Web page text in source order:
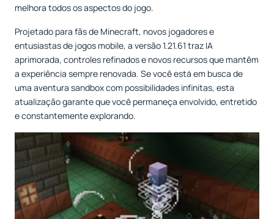
melhora todos os aspectos do jogo.
Projetado para fãs de Minecraft, novos jogadores e
entusiastas de jogos mobile, a versão 1.21.61 traz IA
aprimorada, controles refinados e novos recursos que mantêm
a experiência sempre renovada. Se você está em busca de
uma aventura sandbox com possibilidades infinitas, esta
atualização garante que você permaneça envolvido, entretido
e constantemente explorando.